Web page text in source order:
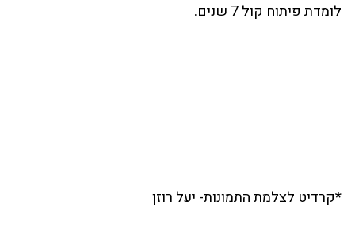
לומדת פיתוח קול 7 שנים.
*קרדיט לצלמת התמונות- יעל רוזן